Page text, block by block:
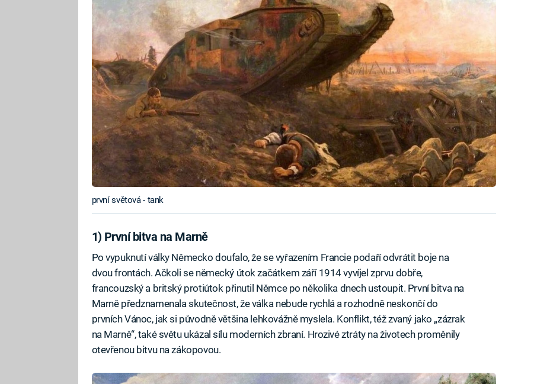
první světová - tank
1) První bitva na Marně
Po vypuknutí války Německo doufalo, že se vyřazením Francie podaří odvrátit boje na
dvou frontách. Ačkoli se německý útok začátkem září 1914 vyvíjel zprvu dobře,
francouzský a britský protiútok přinutil Němce po několika dnech ustoupit. První bitva na
Marně předznamenala skutečnost, že válka nebude rychlá a rozhodně neskončí do
prvních Vánoc, jak si původně většina lehkovážně myslela. Konflikt, též zvaný jako „zázrak
na Marně“, také světu ukázal sílu moderních zbraní. Hrozivé ztráty na životech proměnily
otevřenou bitvu na zákopovou.